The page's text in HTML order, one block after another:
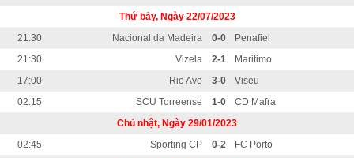
Thứ bảy, Ngày 22/07/2023
21:30
Nacional da Madeira 0-0
Penafiel
21:30
Vizela 2-1
Maritimo
17:00
Rio Ave 3-0
Viseu
02:15
SCU Torreense 1-0
CD Mafra
Chủ nhật, Ngày 29/01/2023
02:45
Sporting CP 0-2
FC Porto